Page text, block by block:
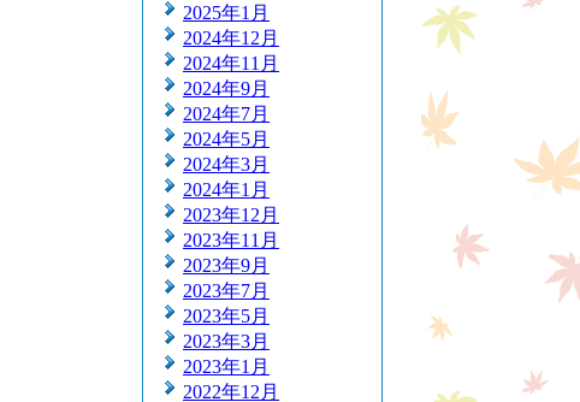
2025年1月
2024年12月
2024年11月
2024年9月
2024年7月
2024年5月
2024年3月
2024年1月
2023年12月
2023年11月
2023年9月
2023年7月
2023年5月
2023年3月
2023年1月
2022年12月